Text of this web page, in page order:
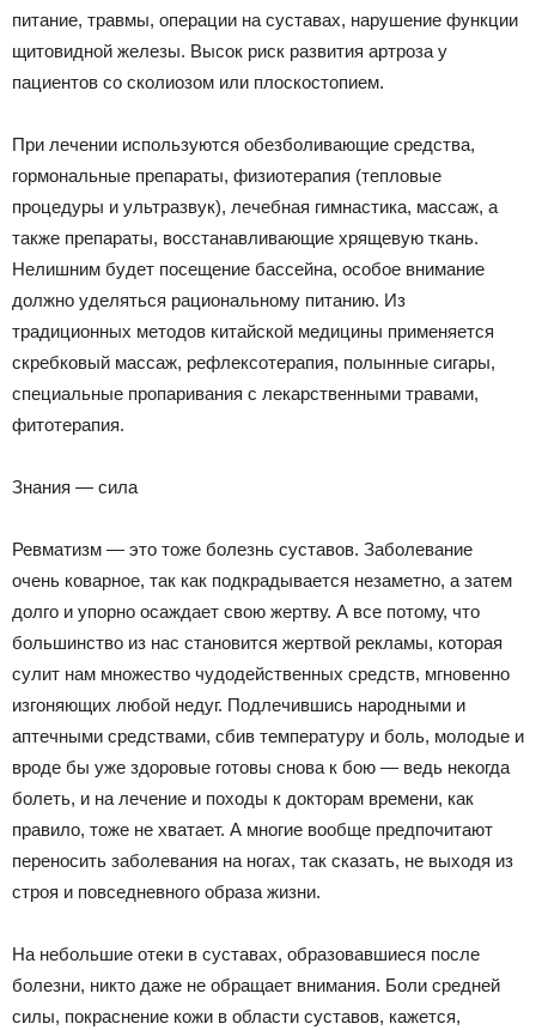
питание, травмы, операции на суставах, нарушение функции
щитовидной железы. Высок риск развития артроза у
пациентов со сколиозом или плоскостопием.
При лечении используются обезболивающие средства,
гормональные препараты, физиотерапия (тепловые
процедуры и ультразвук), лечебная гимнастика, массаж, а
также препараты, восстанавливающие хрящевую ткань.
Нелишним будет посещение бассейна, особое внимание
должно уделяться рациональному питанию. Из
традиционных методов китайской медицины применяется
скребковый массаж, рефлексотерапия, полынные сигары,
специальные пропаривания с лекарственными травами,
фитотерапия.
Знания — сила
Ревматизм — это тоже болезнь суставов. Заболевание
очень коварное, так как подкрадывается незаметно, а затем
долго и упорно осаждает свою жертву. А все потому, что
большинство из нас становится жертвой рекламы, которая
сулит нам множество чудодейственных средств, мгновенно
изгоняющих любой недуг. Подлечившись народными и
аптечными средствами, сбив температуру и боль, молодые и
вроде бы уже здоровые готовы снова к бою — ведь некогда
болеть, и на лечение и походы к докторам времени, как
правило, тоже не хватает. А многие вообще предпочитают
переносить заболевания на ногах, так сказать, не выходя из
строя и повседневного образа жизни.
На небольшие отеки в суставах, образовавшиеся после
болезни, никто даже не обращает внимания. Боли средней
силы, покраснение кожи в области суставов, кажется,